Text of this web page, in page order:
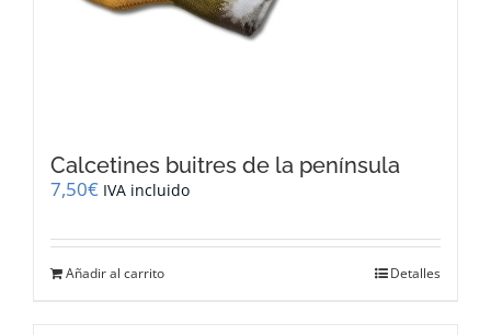
Calcetines buitres de la península
7,50€ IVA incluido
Añadir al carrito Detalles